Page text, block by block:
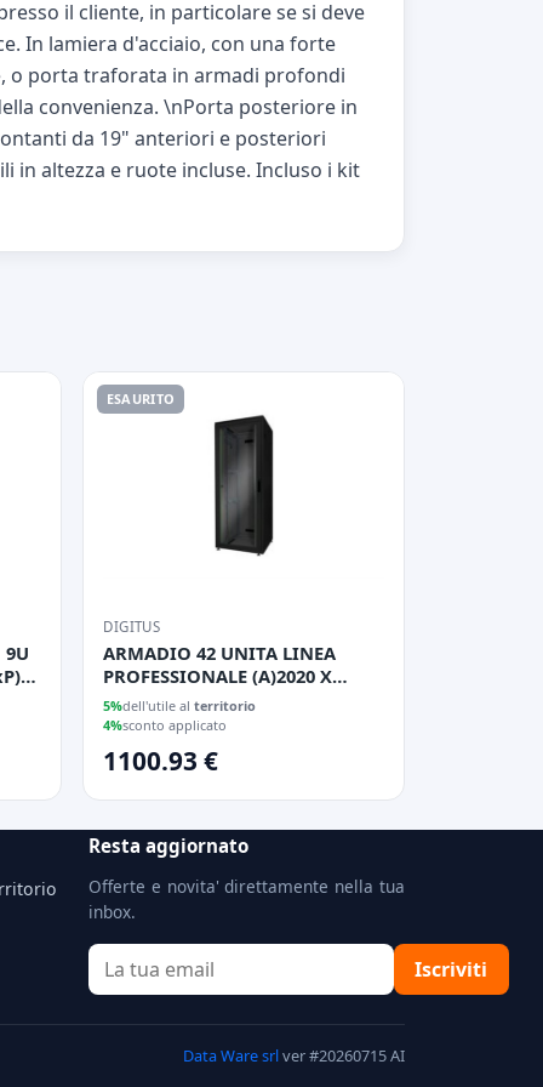
il cliente, in particolare se si deve
In lamiera d'acciaio, con una forte
o porta traforata in armadi profondi
convenienza. \nPorta posteriore in
da 19" anteriori e posteriori
in altezza e ruote incluse. Incluso i kit
ESAURITO
DIGITUS
ARMADIO 42 UNITA LINEA
PROFESSIONALE (A)2020 X
(L)800 X (P)800 MM. COLORE
NERO RAL 9005
5%dell'utile alterritorio
4%sconto applicato
1100.93 €
Resta aggiornato
Offerte e novita' direttamente nella tua
inbox.
Iscriviti
Data Ware srlver #20260715 AI